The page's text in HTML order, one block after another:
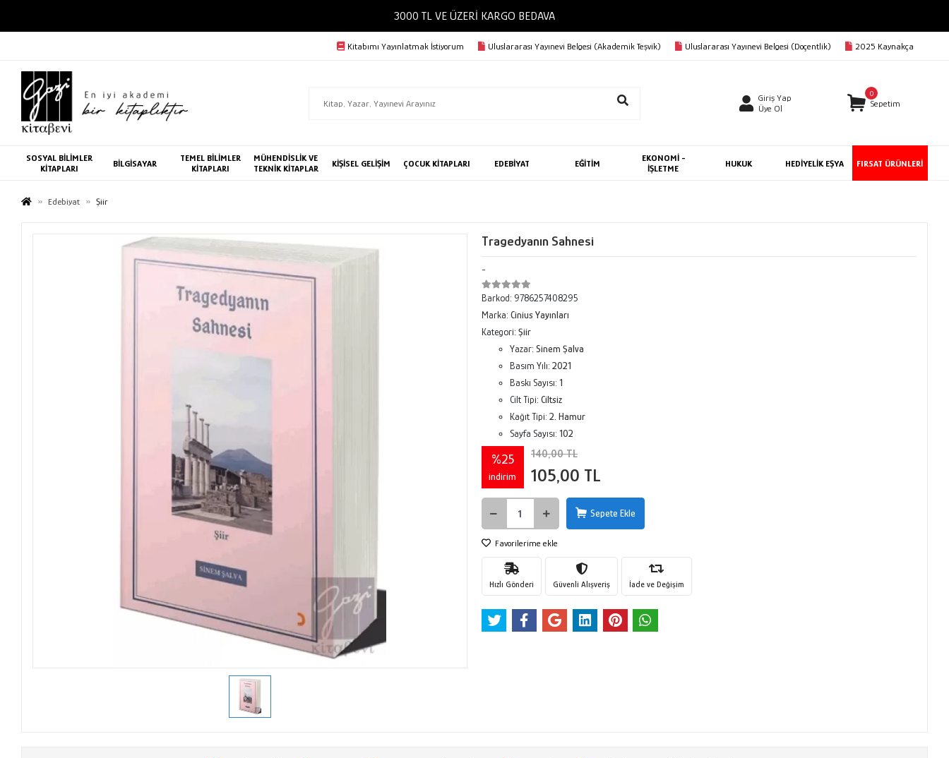
3000 TL VE ÜZERİ KARGO BEDAVA
Kitabımı Yayınlatmak İstiyorum Uluslararası Yayınevi Belgesi (Akademik Teşvik) Uluslararası Yayınevi Belgesi (Doçentlik) 2025 Kaynakça
Giriş Yap
Üye Ol
0
Sepetim
SOSYAL BİLİMLER
KİTAPLARI
BİLGİSAYAR
TEMEL BİLİMLER
KİTAPLARI
MÜHENDİSLİK VE
TEKNİK KİTAPLAR
KİŞİSEL GELİŞİM ÇOCUK KİTAPLARI EDEBİYAT EĞİTİM
EKONOMİ -
İŞLETME
HUKUK HEDİYELİK EŞYA FIRSAT ÜRÜNLERİ
Edebiyat Şiir
Tragedyanın Sahnesi
-
Barkod: 9786257408295
Marka: Cinius Yayınları
Kategori: Şiir
Yazar: Sinem Şalva
Basım Yılı: 2021
Baskı Sayısı: 1
Cilt Tipi: Ciltsiz
Kağıt Tipi: 2. Hamur
Sayfa Sayısı: 102
%25
indirim
140,00 TL
105,00 TL
Sepete Ekle
Favorilerime ekle
Hızlı Gönderi Güvenli Alışveriş İade ve Değişim